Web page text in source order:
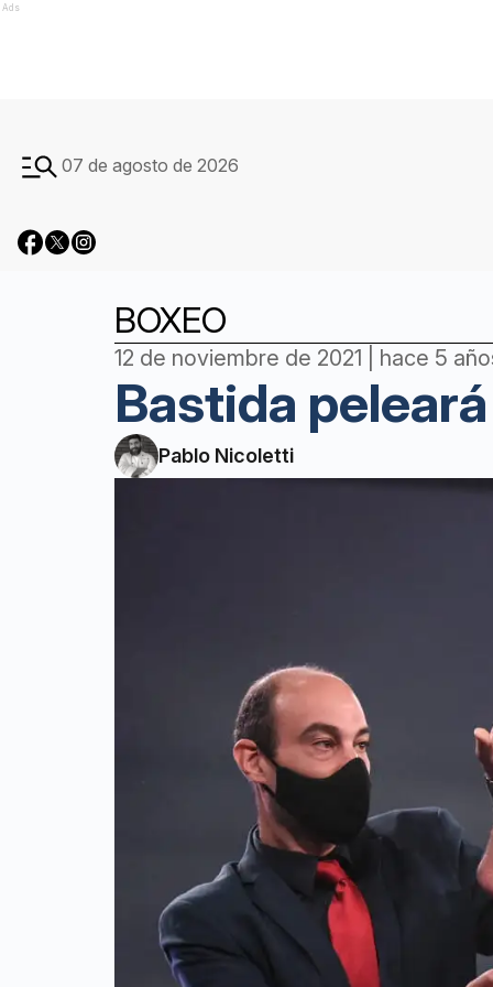
Ads
07 de agosto de 2026
BOXEO
12 de noviembre de 2021 | hace 5
Bastida
Pablo Nicoletti